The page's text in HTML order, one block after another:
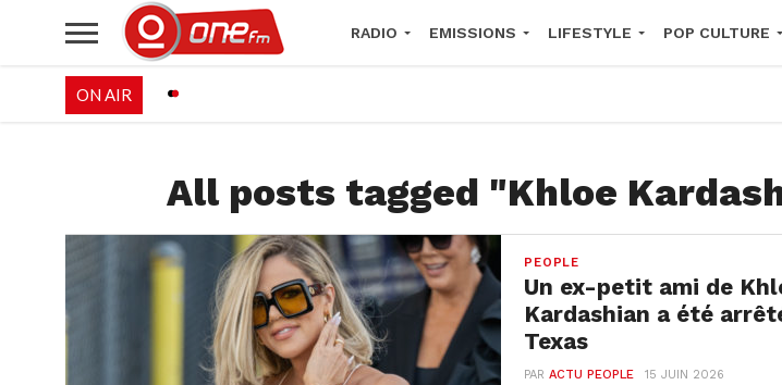
RADIO EMISSIONS LIFESTYLE POP CULTURE
ON AIR
All posts tagged "Khloe
PEOPLE
Un ex-petit ami de
Kardashian a été
Texas
PARACTU PEOPLE 15 JUIN 2026